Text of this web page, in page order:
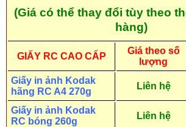
(Giá có thể thay đổi tùy theo
hàng)
GIẤY RC CAO CẤP
Giá theo số
lượng
Giấy in ảnh Kodak
hãng RC A4 270g
Liên hệ
Giấy in ảnh Kodak
RC bóng 260g
Liên hệ